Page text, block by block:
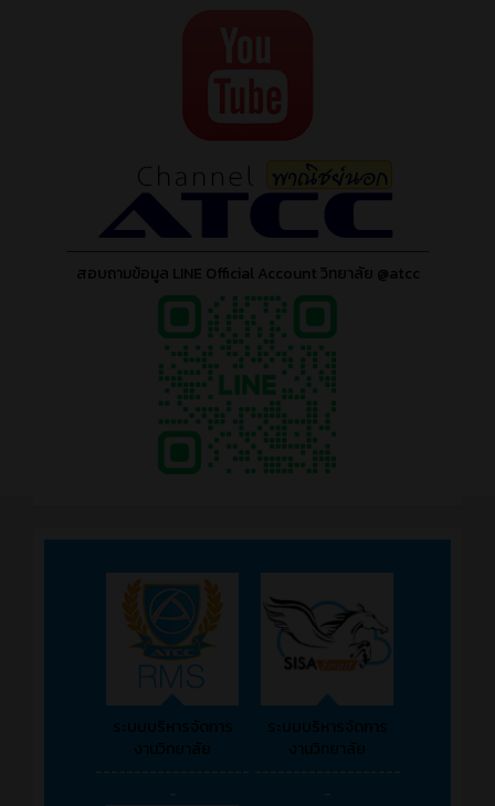
สอบถามข้อมูล LINE Official Account วิทยาลัย @atcc
ระบบบริหารจัดการ
งานวิทยาลัย
ระบบบริหารจัดการ
งานวิทยาลัย
--------------------
-
-------------------
-